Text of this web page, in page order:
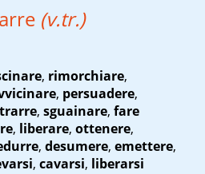
(v.tr.)
, rimorchiare,
, persuadere,
, sguainare, fare
, liberare, ottenere,
, desumere, emettere,
, cavarsi, liberarsi